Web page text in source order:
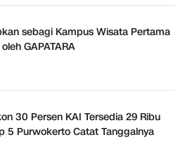
sebagi Kampus Wisata Pertama
GAPATARA
30 Persen KAI Tersedia 29 Ribu
5 Purwokerto Catat Tanggalnya